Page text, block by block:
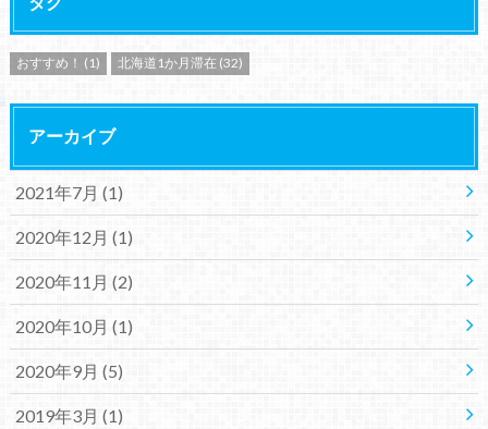
おすすめ！ (1) 北海道1か月滞在 (32)
アーカイブ
2021年7月 (1)
2020年12月 (1)
2020年11月 (2)
2020年10月 (1)
2020年9月 (5)
2019年3月 (1)